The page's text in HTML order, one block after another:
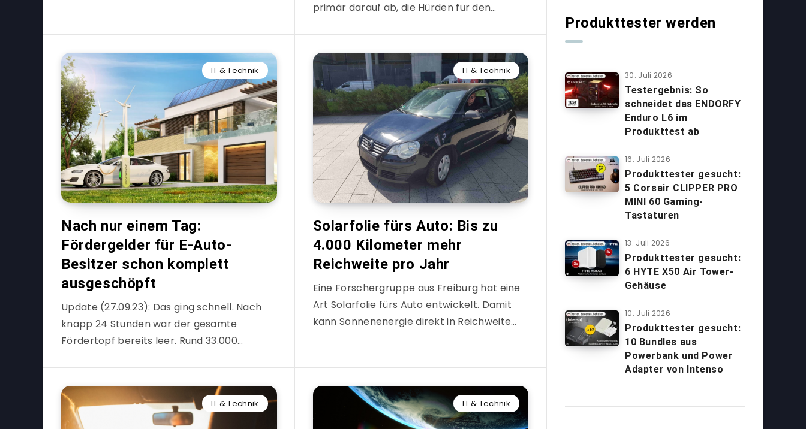
primär darauf ab, die Hürden für den…
IT & Technik
Nach nur einem Tag:
Fördergelder für E-Auto-
Besitzer schon komplett
ausgeschöpft
Update (27.09.23): Das ging schnell. Nach
knapp 24 Stunden war der gesamte
Fördertopf bereits leer. Rund 33.000…
IT & Technik
Solarfolie fürs Auto: Bis zu
4.000 Kilometer mehr
Reichweite pro Jahr
Eine Forschergruppe aus Freiburg hat eine
Art Solarfolie fürs Auto entwickelt. Damit
kann Sonnenenergie direkt in Reichweite…
IT & Technik IT & Technik
Produkttester werden
30. Juli 2026
Testergebnis: So
schneidet das ENDORFY
Enduro L6 im
Produkttest ab
16. Juli 2026
Produkttester gesucht:
5 Corsair CLIPPER PRO
MINI 60 Gaming-
Tastaturen
13. Juli 2026
Produkttester gesucht:
6 HYTE X50 Air Tower-
Gehäuse
10. Juli 2026
Produkttester gesucht:
10 Bundles aus
Powerbank und Power
Adapter von Intenso